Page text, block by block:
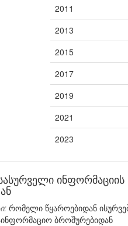
2011
2013
2015
2017
2019
2021
2023
რომელი წყაროებიდან
ბროშურებიდან